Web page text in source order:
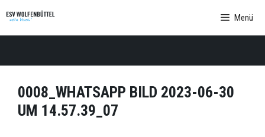
Inhalt
springen
Menü
0008_WHATSAPP BILD 2023-06-30
UM 14.57.39_07